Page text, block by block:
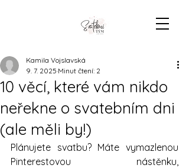
10 věcí, které vám nikdo
neřekne o svatebním dni
(ale měli by!)
Kamila Vojslavská
9. 7. 2025 Minut čtení: 2
Plánujete svatbu? Máte vymazlenou
Pinterestovou nástěnku,